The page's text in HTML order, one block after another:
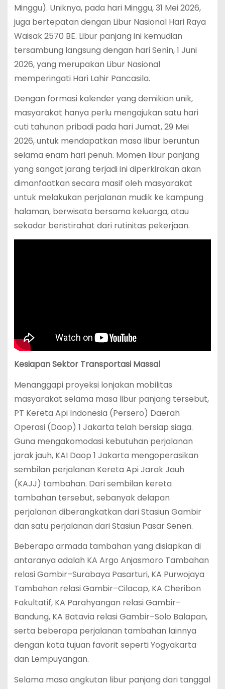
Minggu). Uniknya, pada hari Minggu, 31 Mei 2026,
juga bertepatan dengan Libur Nasional Hari Raya
Waisak 2570 BE. Libur panjang ini kemudian
tersambung langsung dengan hari Senin, 1 Juni
2026, yang merupakan Libur Nasional
memperingati Hari Lahir Pancasila.
Dengan formasi kalender yang demikian unik,
masyarakat hanya perlu mengajukan satu hari
cuti tahunan pribadi pada hari Jumat, 29 Mei
2026, untuk mendapatkan masa libur beruntun
selama enam hari penuh. Momen libur panjang
yang sangat jarang terjadi ini diperkirakan akan
dimanfaatkan secara masif oleh masyarakat
untuk melakukan perjalanan mudik ke kampung
halaman, berwisata bersama keluarga, atau
sekadar beristirahat dari rutinitas pekerjaan.
Kesiapan Sektor Transportasi Massal
Menanggapi proyeksi lonjakan mobilitas
masyarakat selama masa libur panjang tersebut,
PT Kereta Api Indonesia (Persero) Daerah
Operasi (Daop) 1 Jakarta telah bersiap siaga.
Guna mengakomodasi kebutuhan perjalanan
jarak jauh, KAI Daop 1 Jakarta mengoperasikan
sembilan perjalanan Kereta Api Jarak Jauh
(KAJJ) tambahan. Dari sembilan kereta
tambahan tersebut, sebanyak delapan
perjalanan diberangkatkan dari Stasiun Gambir
dan satu perjalanan dari Stasiun Pasar Senen.
Beberapa armada tambahan yang disiapkan di
antaranya adalah KA Argo Anjasmoro Tambahan
relasi Gambir–Surabaya Pasarturi, KA Purwojaya
Tambahan relasi Gambir–Cilacap, KA Cheribon
Fakultatif, KA Parahyangan relasi Gambir–
Bandung, KA Batavia relasi Gambir–Solo Balapan,
serta beberapa perjalanan tambahan lainnya
dengan kota tujuan favorit seperti Yogyakarta
dan Lempuyangan.
Selama masa angkutan libur panjang dari tanggal